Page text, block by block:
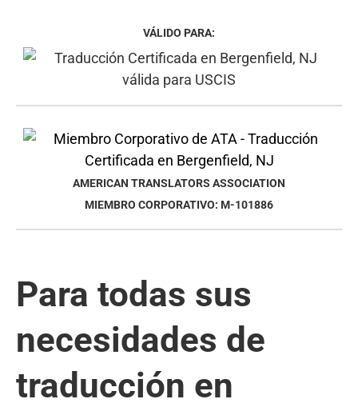
VÁLIDO PARA:
AMERICAN TRANSLATORS ASSOCIATION
MIEMBRO CORPORATIVO: M-101886
Para todas sus
necesidades de
traducción en